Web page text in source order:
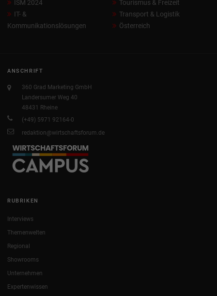
ISM 2024
IT- &
Kommunikationslösungen
Tourismus & Freizeit
Transport & Logistik
Österreich
ANSCHRIFT
360 Grad Marketing GmbH
Landersumer Weg 40
48431 Rheine
(+49) 5971 92164-0
redaktion@wirtschaftsforum.de
RUBRIKEN
Interviews
Themenwelten
Regional
Showrooms
Unternehmen
Expertenwissen